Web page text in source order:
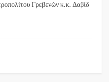
Γρεβενών κ.κ. Δαβίδ